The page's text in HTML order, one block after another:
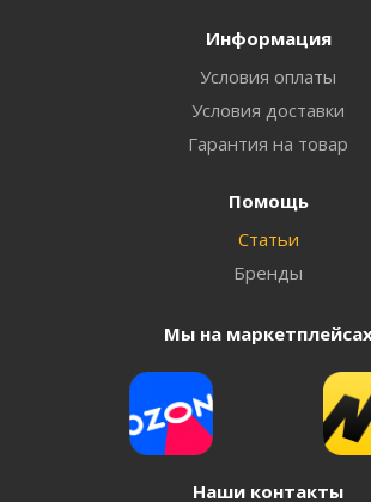
Информация
Условия оплаты
Условия доставки
Гарантия на товар
Помощь
Статьи
Бренды
Мы на
Наши контакты